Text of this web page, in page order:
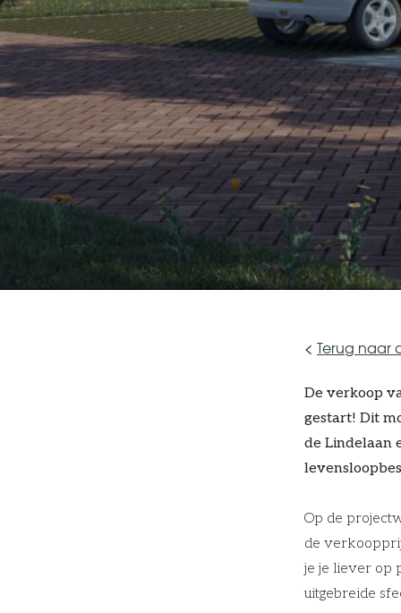
< Terug naar
De verkoop
gestart! Dit
de Lindelaan
Op de
de
je je liever op
uitgebreide